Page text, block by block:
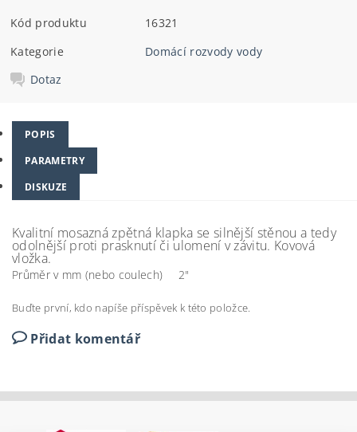
Kód produktu
16321
Kategorie
Domácí rozvody vody
Dotaz
POPIS
PARAMETRY
DISKUZE
Kvalitní mosazná zpětná klapka se silnější stěnou a tedy
odolnější proti prasknutí či ulomení v závitu. Kovová
vložka.
Průměr v mm (nebo coulech) 2"
Buďte první, kdo napíše příspěvek k této položce.
Přidat komentář